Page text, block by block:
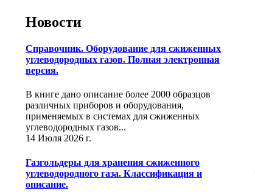
Новости
Справочник. Оборудование для сжиженных
углеводородных газов. Полная электронная
версия.
В книге дано описание более 2000 образцов
различных приборов и оборудования,
применяемых в системах для сжиженных
углеводородных газов...
14 Июля 2026 г.
Газгольдеры для хранения сжиженного
углеводородного газа. Классификация и
описание.